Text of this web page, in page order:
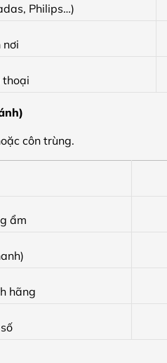
Philips…)
nơi
thoại
côn trùng.
ẩm
hãng